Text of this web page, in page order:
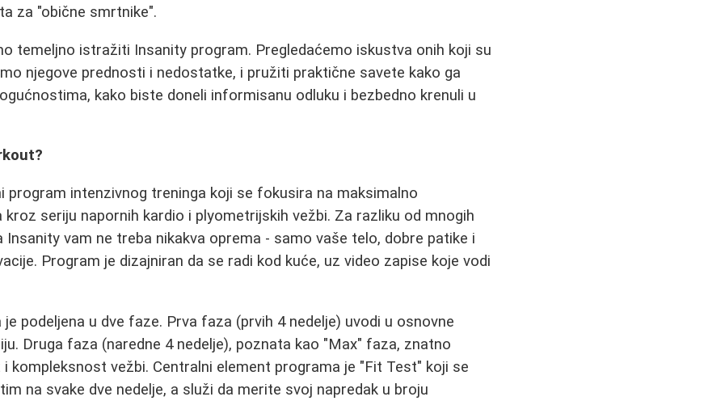
za "obične smrtnike".
temeljno istražiti Insanity program. Pregledaćemo iskustva onih koji su
njegove prednosti i nedostatke, i pružiti praktične savete kako ga
kako biste doneli informisanu odluku i bezbedno krenuli u
program intenzivnog treninga koji se fokusira na maksimalno
kroz seriju napornih kardio i plyometrijskih vežbi. Za razliku od mnogih
Insanity vam ne treba nikakva oprema - samo vaše telo, dobre patike i
Program je dizajniran da se radi kod kuće, uz video zapise koje vodi
podeljena u dve faze. Prva faza (prvih 4 nedelje) uvodi u osnovne
Druga faza (naredne 4 nedelje), poznata kao "Max" faza, znatno
kompleksnost vežbi. Centralni element programa je "Fit Test" koji se
na svake dve nedelje, a služi da merite svoj napredak u broju